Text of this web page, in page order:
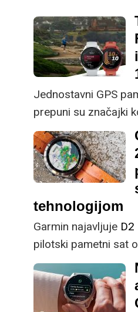
Jednostavni GPS
prepuni su značajki
svih razina da
tehnologijom
Garmin najavljuje D2
pilotski pametni sat
tehnologijom za
mobilnu povezivost
pilotima omogućuje